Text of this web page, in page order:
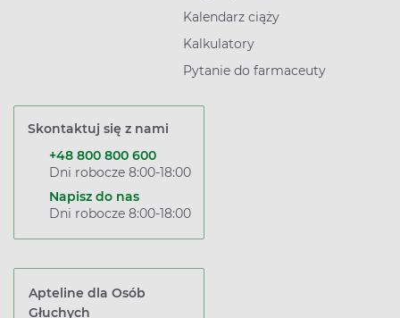
Kalendarz ciąży
Kalkulatory
Pytanie do farmaceuty
Skontaktuj się z nami
+48 800 800 600
Dni robocze 8:00-18:00
Napisz do nas
Dni robocze 8:00-18:00
Apteline dla Osób
Głuchych